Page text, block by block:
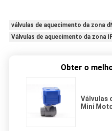
válvulas de aquecimento da zona
Válvulas de aquecimento da zona
Obter o
Válvulas
Mini